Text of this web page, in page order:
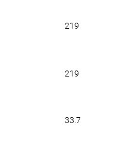
219
219
33.7